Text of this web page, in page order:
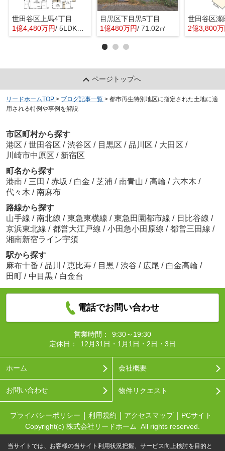
世田谷区上馬4丁目
1億4,480万円/ 5LDK＋1S(納戸)
目黒区下目黒5丁目
1億480万円/ 71.02㎡
世田谷区瀬
2億3,800
ページトップへ
リードホームTOP > ブログ記事一覧 > 都市再生特別地区に指定された土地に適
用される特例や事例を解説
市区町村から探す
港区 / 世田谷区 / 渋谷区 / 目黒区 / 品川区 / 大田区 /
川崎市中原区 / 新宿区
町名から探す
港南 / 三田 / 赤坂 / 白金 / 芝浦 / 南青山 / 高輪 / 六本木 /
代々木 / 南麻布
路線から探す
山手線 / 南北線 / 東急東横線 / 東急田園都市線 / 日比谷線 /
京浜東北線 / 都営大江戸線 / 小田急小田原線 / 都営三田線 /
湘南新宿ライン宇須
駅から探す
麻布十番 / 品川 / 恵比寿 / 目黒 / 渋谷 / 広尾 / 白金高輪 /
田町 / 中目黒 / 白金台
電話でお問い合わせ
営業時間：
9:30～19:30
定休日：
12月31日・1月1日・2日・3日
ホーム 会社概要
お問い合わせ 物件リクエスト
プライバシーポリシー 利用規約 アクセスマップ
PCサイト
Copyright(c) 株式会社リードホーム All rights reserved.
当サイトでは、お客様の当サイト利用状況把握、サービス向上検討を目的と